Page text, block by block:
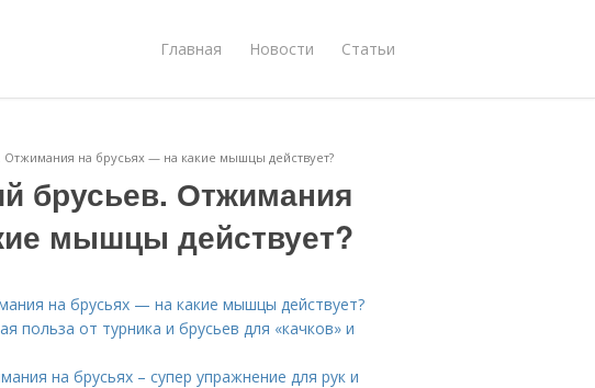
Главная Новости Статьи
Отжимания на брусьях — на какие мышцы действует?
брусьев. Отжимания
мышцы действует?
на брусьях — на какие мышцы действует?
польза от турника и брусьев для «качков» и
на брусьях – супер упражнение для рук и